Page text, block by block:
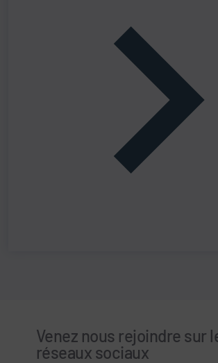
Venez nous rejoindre sur
réseaux sociaux